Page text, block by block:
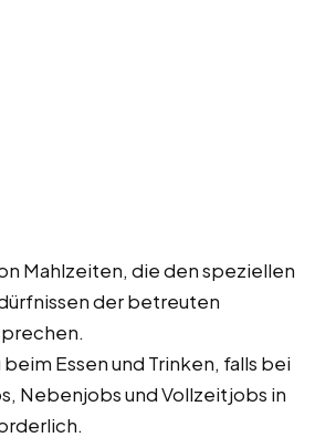
Mahlzeiten, die den speziellen
der betreuten
Essen und Trinken, falls bei
Nebenjobs und Vollzeitjobs in